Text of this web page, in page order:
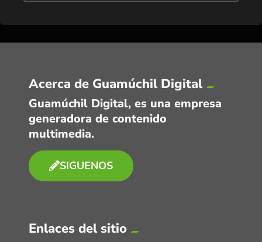
Acerca de Guamúchil Digital
Guamúchil Digital, es una empresa
generadora de contenido
multimedia.
SIGUENOS
Enlaces del sitio